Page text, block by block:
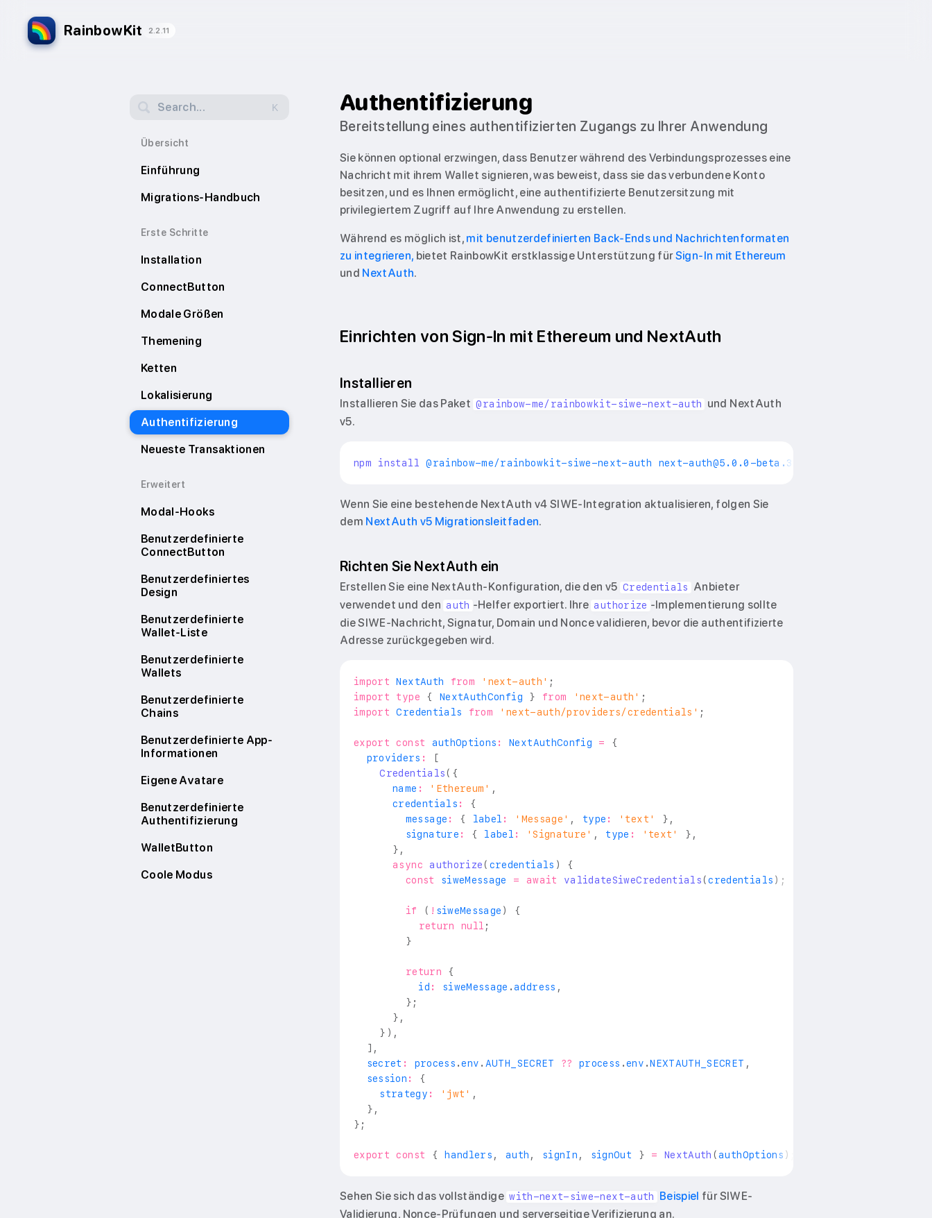
RainbowKit 2.2.11
Search... K
Übersicht
Einführung
Migrations-Handbuch
Erste Schritte
Installation
ConnectButton
Modale Größen
Themening
Ketten
Lokalisierung
Authentifizierung
Neueste Transaktionen
Erweitert
Modal-Hooks
Benutzerdefinierte
ConnectButton
Benutzerdefiniertes
Design
Benutzerdefinierte
Wallet-Liste
Benutzerdefinierte
Wallets
Benutzerdefinierte
Chains
Benutzerdefinierte App-
Informationen
Eigene Avatare
Benutzerdefinierte
Authentifizierung
WalletButton
Coole Modus
Authentifizierung
Bereitstellung eines authentifizierten Zugangs zu Ihrer Anwendung
Sie können optional erzwingen, dass Benutzer während des Verbindungsprozesses eine
Nachricht mit ihrem Wallet signieren, was beweist, dass sie das verbundene Konto
besitzen, und es Ihnen ermöglicht, eine authentifizierte Benutzersitzung mit
privilegiertem Zugriff auf Ihre Anwendung zu erstellen.
Während es möglich ist, mit benutzerdefinierten Back-Ends und Nachrichtenformaten
zu integrieren, bietet RainbowKit erstklassige Unterstützung fürSign-In mit Ethereum
und NextAuth.
Einrichten von Sign-In mit Ethereum und NextAuth
Installieren
Installieren Sie das Paket @rainbow-me/rainbowkit-siwe-next-auth
und NextAuth
v5.
npm install @rainbow-me/rainbowkit-siwe-next-auth next-auth@5.0.0-beta.31
Wenn Sie eine bestehende NextAuth v4 SIWE-Integration aktualisieren, folgen Sie
dem NextAuth v5 Migrationsleitfaden.
Richten Sie NextAuth ein
Erstellen Sie eine NextAuth-Konfiguration, die den v5 Credentials
Anbieter
verwendet und den auth -Helfer exportiert. Ihre authorize -Implementierung sollte
die SIWE-Nachricht, Signatur, Domain und Nonce validieren, bevor die authentifizierte
Adresse zurückgegeben wird.
import NextAuth from 'next-auth' ;
import
type { NextAuthConfig } from 'next-auth' ;
import
Credentials from 'next-auth/providers/credentials' ;
export const authOptions : NextAuthConfig =
{
  providers
:
[
Credentials( {
      name
: 'Ethereum' ,
      credentials
:
{
        message
: { label : 'Message' , type : 'text' } ,
        signature
: { label : 'Signature' , type : 'text' } ,
} ,
async
authorize( credentials )
{
const siweMessage = await validateSiweCredentials(credentials ) ;
if ( ! siweMessage )
{
return
null ;
}
return
{
          id
: siweMessage .address ,
} ;
} ,
} ) ,
] ,
  secret
: process .env . AUTH_SECRET ?? process .env .NEXTAUTH_SECRET ,
  session
:
{
    strategy
: 'jwt' ,
} ,
} ;
export const { handlers , auth , signIn , signOut } = NextAuth (authOptions )
Sehen Sie sich das vollständige with-next-siwe-next-auth Beispiel für SIWE-
Validierung, Nonce-Prüfungen und serverseitige Verifizierung an.